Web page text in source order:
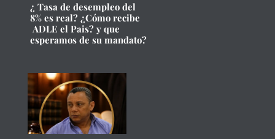
¿ Tasa de desempleo del
8% es real? ¿Cómo recibe
ADLE el Pais? y que
esperamos de su mandato?